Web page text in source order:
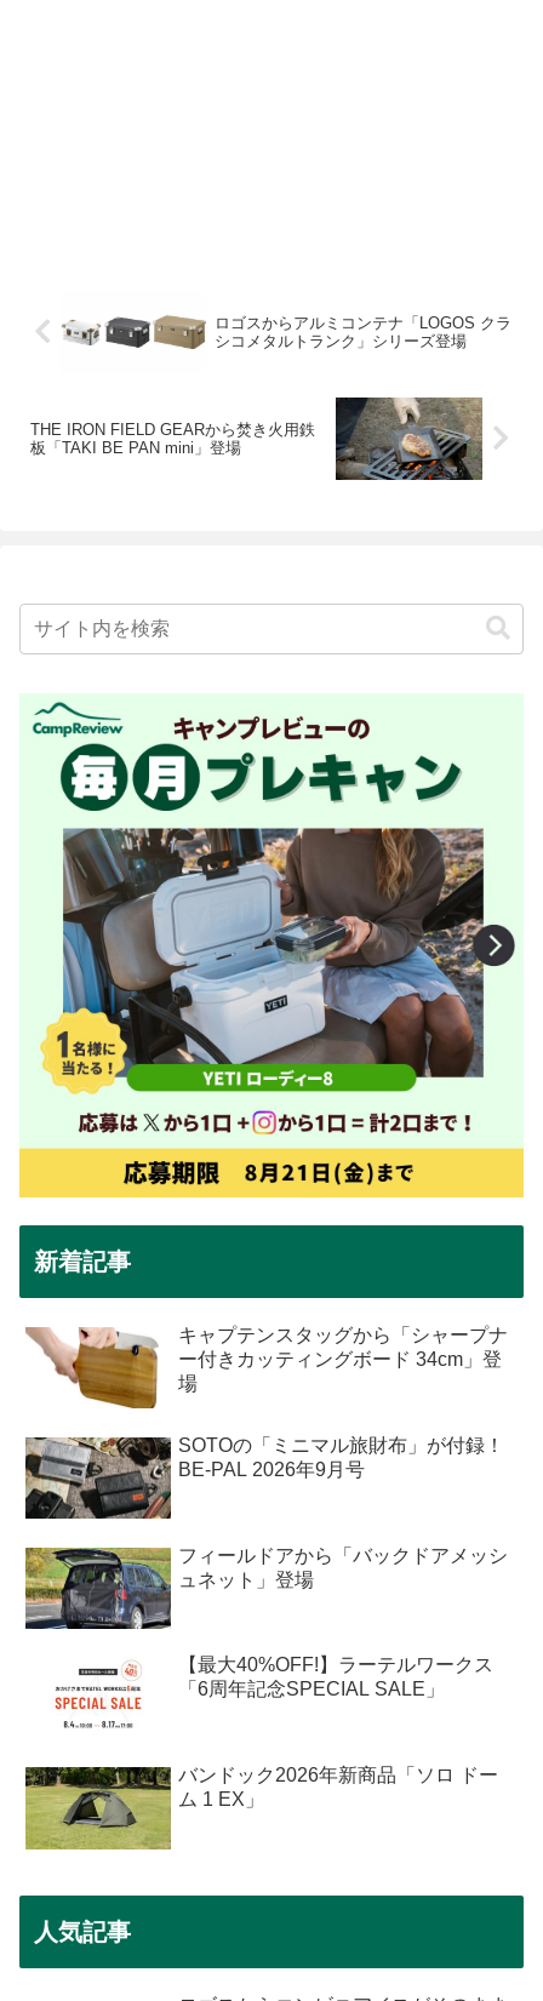
ロゴスからアルミコンテナ「LOGOS クラ
シコメタルトランク」シリーズ登場
THE IRON FIELD GEARから焚き火用鉄
板「TAKI BE PAN mini」登場
新着記事
キャプテンスタッグから「シャープナ
ー付きカッティングボード 34cm」登
場
SOTOの「ミニマル旅財布」が付録！
BE-PAL 2026年9月号
フィールドアから「バックドアメッシ
ュネット」登場
【最大40%OFF!】ラーテルワークス
「6周年記念SPECIAL SALE」
バンドック2026年新商品「ソロ ドー
ム 1 EX」
人気記事